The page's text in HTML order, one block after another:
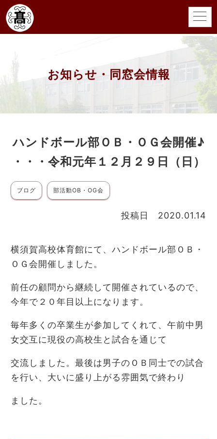
お知らせ・同窓会情報
ハンドボール部ＯＢ・ＯＧ会開催♪
・・・令和元年１２月２９日（日）
ブログ 部活動OB・OG会
投稿日 2020.01.14
横須賀高校体育館にて、ハンドボール部ＯＢ・
ＯＧ会開催しました。
前任の顧問から継続して開催されているので、
今年で２０年目以上になります。
毎年多くの卒業生が参加してくれて、午前中男
女交互に現役の高校生と試合を通じて
交流しました。最後は男子のＯＢ同士での試合
を行い、大いに盛り上がる雰囲気で終わり
ました。